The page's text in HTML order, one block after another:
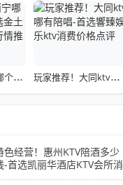
极具特色！西宁哪个夜场出台-首选金土地ktv会所消费行情推荐 玩家推荐！大同ktv哪有陪唱-首选響臻娱乐ktv消费价格点评
色经营！惠州KTV陪酒多少
-首选凯丽华酒店KTV会所消
行情推荐